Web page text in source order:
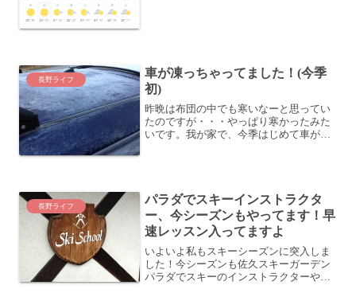
長野ライフ
車が凍っちゃってました！(今季
初)
昨晩は布団の中でも寒いなーと思ってい
たのですが・・・やっぱり寒かったみた
いです。我が家で、今季はじめて車が凍
長野ライフ
パラダでスキーインストラクタ
ー、今シーズンもやってます！早
速レッスン入ってますよ
いよいよ私もスキーシーズンに突入しま
した！今シーズンも佐久スキーガーデン
パラダでスキーのインストラクターやっ